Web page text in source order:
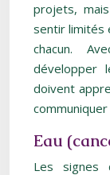
projets,
sentir limités
chacun.
développer
doivent
Eau
Les signes